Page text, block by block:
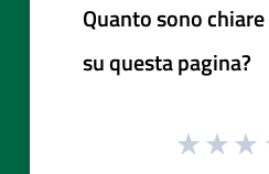
Quanto sono
su questa pagina?